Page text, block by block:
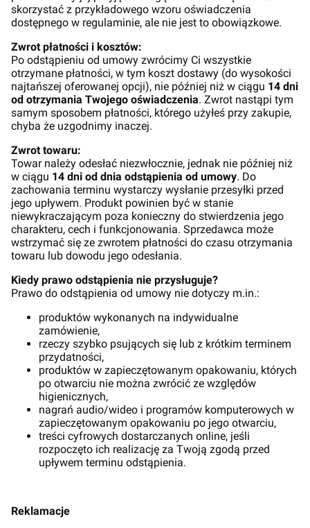
skorzystać z przykładowego wzoru oświadczenia
dostępnego w regulaminie, ale nie jest to obowiązkowe.
Zwrot płatności i kosztów:
Po odstąpieniu od umowy zwrócimy Ci wszystkie
otrzymane płatności, w tym koszt dostawy (do wysokości
najtańszej oferowanej opcji), nie później niż w ciągu 14 dni
od otrzymania Twojego oświadczenia. Zwrot nastąpi tym
samym sposobem płatności, którego użyłeś przy zakupie,
chyba że uzgodnimy inaczej.
Zwrot towaru:
Towar należy odesłać niezwłocznie, jednak nie później niż
w ciągu 14 dni od dnia odstąpienia od umowy. Do
zachowania terminu wystarczy wysłanie przesyłki przed
jego upływem. Produkt powinien być w stanie
niewykraczającym poza konieczny do stwierdzenia jego
charakteru, cech i funkcjonowania. Sprzedawca może
wstrzymać się ze zwrotem płatności do czasu otrzymania
towaru lub dowodu jego odesłania.
Kiedy prawo odstąpienia nie przysługuje?
Prawo do odstąpienia od umowy nie dotyczy m.in.:
produktów wykonanych na indywidualne
zamówienie,
rzeczy szybko psujących się lub z krótkim terminem
przydatności,
produktów w zapieczętowanym opakowaniu, których
po otwarciu nie można zwrócić ze względów
higienicznych,
nagrań audio/wideo i programów komputerowych w
zapieczętowanym opakowaniu po jego otwarciu,
treści cyfrowych dostarczanych online, jeśli
rozpoczęto ich realizację za Twoją zgodą przed
upływem terminu odstąpienia.
Reklamacje